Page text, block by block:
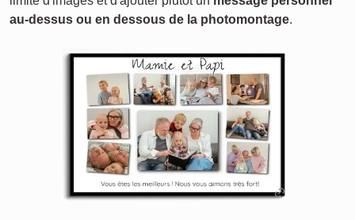
au-dessus ou en dessous de la photomontage.